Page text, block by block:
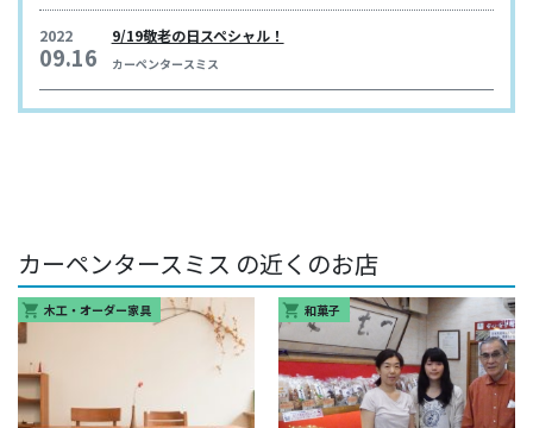
2022
09.16
9/19敬老の日スペシャル！
カーペンタースミス
カーペンタースミス の近くのお店
shopping_cart 木工・オーダー家具 shopping_cart 和菓子